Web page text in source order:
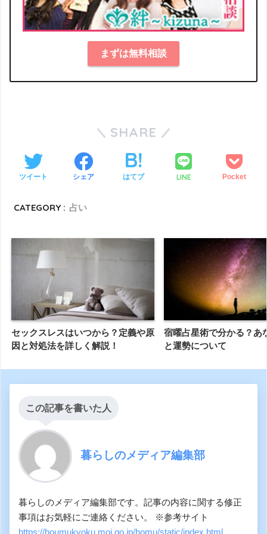
まずは無料相談
SHARE
ツイート シェア はてブ LINE Pocket
CATEGORY : 占い
セックスレスはいつから？定義や原
因と対処法を詳しく解説！
宿曜占星術で分かる？あ
と運勢について
この記事を書いた人
暮らしのメディア編集部
暮らしのメディア編集部です。記事の内容に関する修正
事項はお気軽にご連絡ください。 ※参考サイト
https://houmukyoku.moj.go.jp/homu/static/index.html